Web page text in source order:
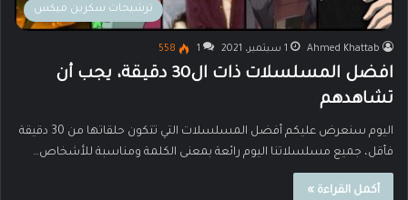
ترشيحات سكرين ميكس
Ahmed Khattab 1 سبتمبر، 2021 1
558
افضل المسلسلات ذات ال30 دقيقة، يجب أن
تشاهدهم
اليوم سنعرض عليكم أفضل المسلسلات التي تتكون حلقاتها من 30 دقيقة
فأقل، جميع مسلسلاتنا اليوم رائعة بمعنى الكلمة ومناسبة للأشخاص…
أكمل القراءة »